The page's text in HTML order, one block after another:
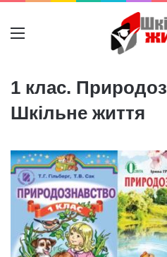
Меню
1 клас.
Шкільне життя